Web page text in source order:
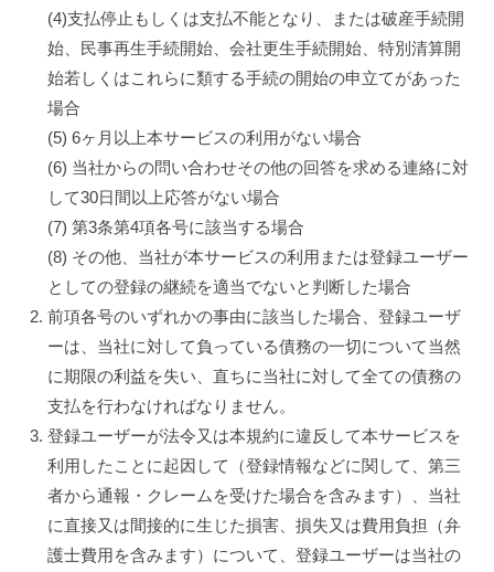
(4)支払停止もしくは支払不能となり、または破産手続開
始、民事再生手続開始、会社更生手続開始、特別清算開
始若しくはこれらに類する手続の開始の申立てがあった
場合
(5) 6ヶ月以上本サービスの利用がない場合
(6) 当社からの問い合わせその他の回答を求める連絡に対
して30日間以上応答がない場合
(7) 第3条第4項各号に該当する場合
(8) その他、当社が本サービスの利用または登録ユーザー
としての登録の継続を適当でないと判断した場合
前項各号のいずれかの事由に該当した場合、登録ユーザ
ーは、当社に対して負っている債務の一切について当然
に期限の利益を失い、直ちに当社に対して全ての債務の
支払を行わなければなりません。
登録ユーザーが法令又は本規約に違反して本サービスを
利用したことに起因して（登録情報などに関して、第三
者から通報・クレームを受けた場合を含みます）、当社
に直接又は間接的に生じた損害、損失又は費用負担（弁
護士費用を含みます）について、登録ユーザーは当社の